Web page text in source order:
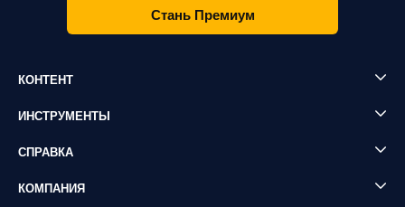
Стань Премиум
КОНТЕНТ
ИНСТРУМЕНТЫ
СПРАВКА
КОМПАНИЯ